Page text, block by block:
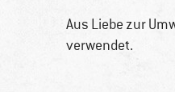
Aus Liebe zur
verwendet.